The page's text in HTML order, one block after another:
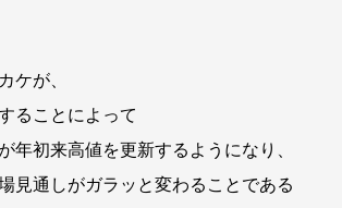
ケが、
ることによって
年初来高値を更新するようになり、
見通しがガラッと変わることである